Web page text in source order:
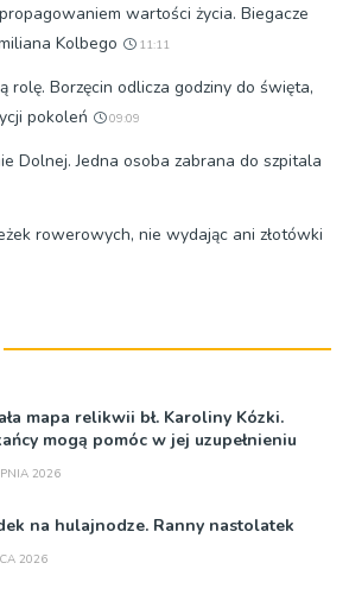
wartości życia. Biegacze
Kolbego
11:11
rolę. Borzęcin odlicza godziny do święta,
pokoleń
09:09
Dolnej. Jedna osoba zabrana do szpitala
rowerowych, nie wydając ani złotówki
mapa relikwii bł. Karoliny Kózki.
mogą pomóc w jej uzupełnieniu
2026
na hulajnodze. Ranny nastolatek
2026